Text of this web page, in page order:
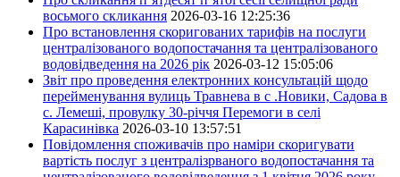
восьмого скликання 2026-03-16 12:25:36
Про встановлення скоригованих тарифів на послуги
централізованого водопостачання та централізованого
водовідведення на 2026 рік 2026-03-12 15:05:06
Звіт про проведення електронних консультацій щодо
перейменування вулиць Травнева в с .Новики, Садова в
с. Лемеші, провулку 30-річчя Перемоги в селі
Карасинівка 2026-03-10 13:57:51
Повідомлення споживачів про наміри скоригувати
вартість послуг з централізрваного водопостачання та